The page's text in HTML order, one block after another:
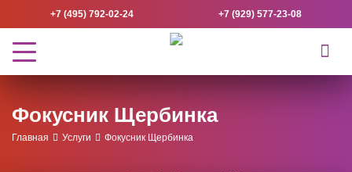
+7 (495) 792-02-24 +7 (929) 577-23-08
Фокусник Щербинка
Главная Услуги Фокусник Щербинка